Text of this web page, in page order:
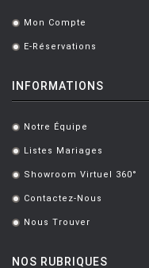
. Mon Compte
. E-Réservations
INFORMATIONS
. Notre Équipe
. Listes Mariages
. Showroom Virtuel 360°
. Contactez-Nous
. Nous Trouver
NOS RUBRIQUES